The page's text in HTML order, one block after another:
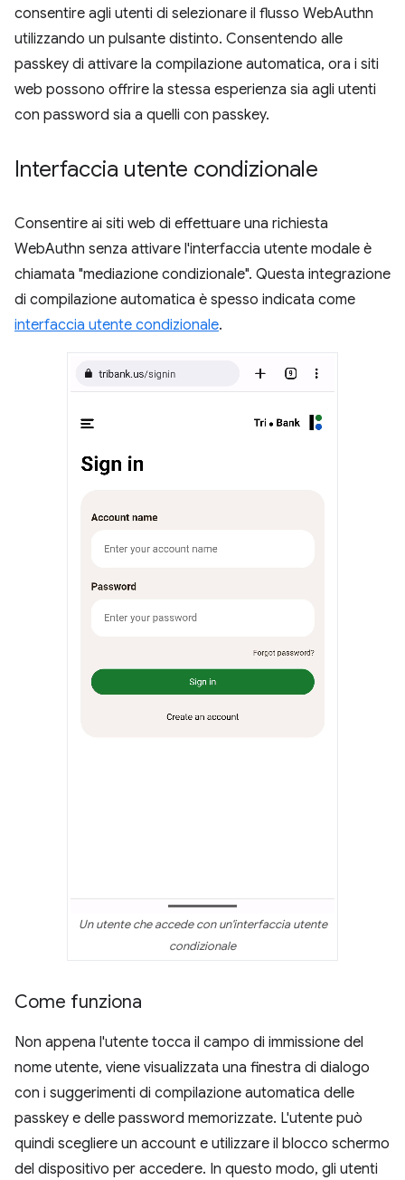
consentire agli utenti di selezionare il flusso WebAuthn
utilizzando un pulsante distinto. Consentendo alle
passkey di attivare la compilazione automatica, ora i siti
web possono offrire la stessa esperienza sia agli utenti
con password sia a quelli con passkey.
Interfaccia utente condizionale
Consentire ai siti web di effettuare una richiesta
WebAuthn senza attivare l'interfaccia utente modale è
chiamata "mediazione condizionale". Questa integrazione
di compilazione automatica è spesso indicata come
interfaccia utente condizionale.
Un utente che accede con un'interfaccia utente
condizionale
Come funziona
Non appena l'utente tocca il campo di immissione del
nome utente, viene visualizzata una finestra di dialogo
con i suggerimenti di compilazione automatica delle
passkey e delle password memorizzate. L'utente può
quindi scegliere un account e utilizzare il blocco schermo
del dispositivo per accedere. In questo modo, gli utenti